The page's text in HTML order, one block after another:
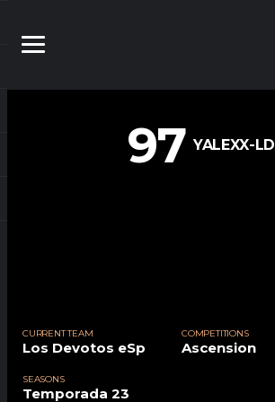
97 YALEXX-LD
CURRENT TEAM
Los Devotos eSp
COMPETITIONS
Ascension
SEASONS
Temporada 23